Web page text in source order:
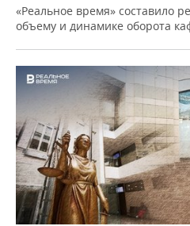
«Реальное время» составило
объему и динамике оборота